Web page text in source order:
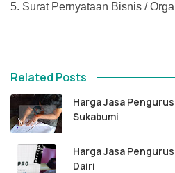
5. Surat Pernyataan Bisnis /
Related Posts
Harga Jasa
Sukabumi
Harga Jasa
Dairi